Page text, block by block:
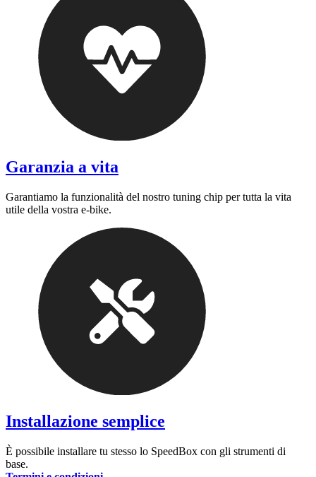
Garanzia a vita
Garantiamo la funzionalità del nostro tuning chip per tutta la vita
utile della vostra e-bike.
Installazione semplice
È possibile installare tu stesso lo SpeedBox con gli strumenti di
base.